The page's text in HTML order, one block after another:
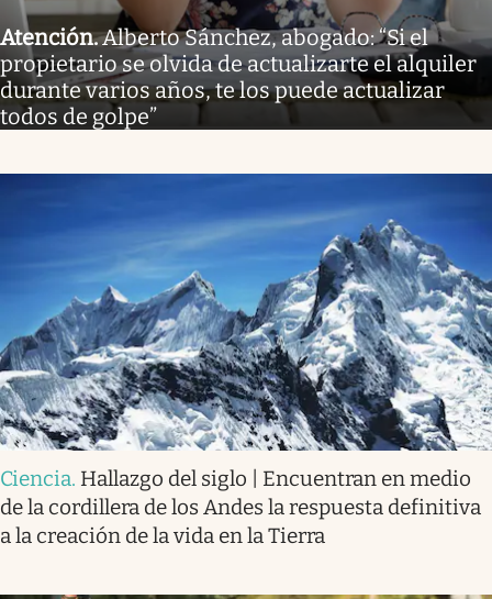
Atención.Alberto Sánchez, abogado: “Si el
propietario se olvida de actualizarte el alquiler
durante varios años, te los puede actualizar
todos de golpe”
Ciencia. Hallazgo del siglo | Encuentran en medio
de la cordillera de los Andes la respuesta definitiva
a la creación de la vida en la Tierra